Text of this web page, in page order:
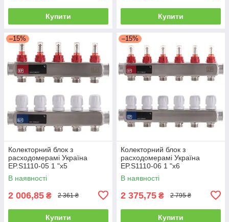
Купити Купити
–15%
Колекторний блок з
расxодомерамі Україна
EP.S1110-05 1 "x5
В наявності
2 006,85 ₴ 2 361 ₴
Купити
–15%
Колекторний блок з
расxодомерамі Україна
EP.S1110-06 1 "x6
В наявності
2 375,75 ₴ 2 795 ₴
Купити